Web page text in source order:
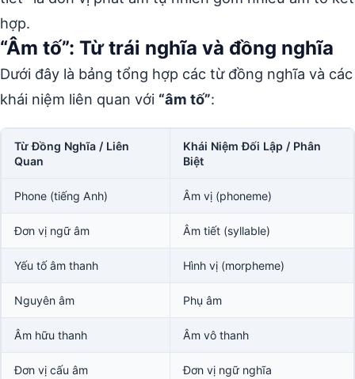
hợp.
“Âm tố”: Từ trái nghĩa và đồng nghĩa
Dưới đây là bảng tổng hợp các từ đồng nghĩa và các
khái niệm liên quan với “âm tố”:
Từ Đồng Nghĩa / Liên
Quan
Khái Niệm Đối Lập / Phân
Biệt
Phone (tiếng Anh) Âm vị (phoneme)
Đơn vị ngữ âm Âm tiết (syllable)
Yếu tố âm thanh Hình vị (morpheme)
Nguyên âm Phụ âm
Âm hữu thanh Âm vô thanh
Đơn vị cấu âm Đơn vị ngữ nghĩa